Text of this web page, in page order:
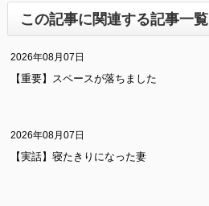
この記事に関連する記事一覧
2026年08月07日
【重要】スペースが落ちました
2026年08月07日
【実話】寝たきりになった妻